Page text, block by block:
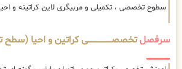
سطوح تخصصی ، تکمیلی و مربیگری لاین کراتینه و
سرفصلتخصصــــــــــــــــــــی کراتین و احیا